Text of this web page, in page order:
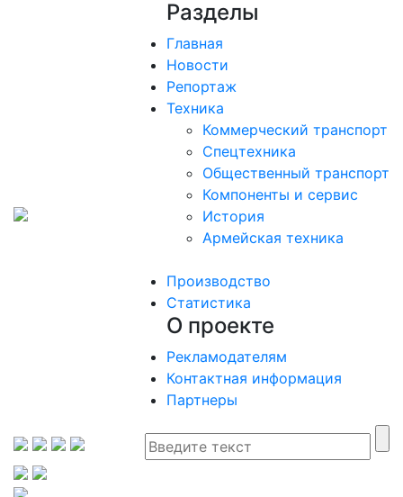
Разделы
Главная
Новости
Репортаж
Техника
Коммерческий транспорт
Спецтехника
Общественный транспорт
Компоненты и сервис
История
Армейская техника
Производство
Статистика
О проекте
Рекламодателям
Контактная информация
Партнеры